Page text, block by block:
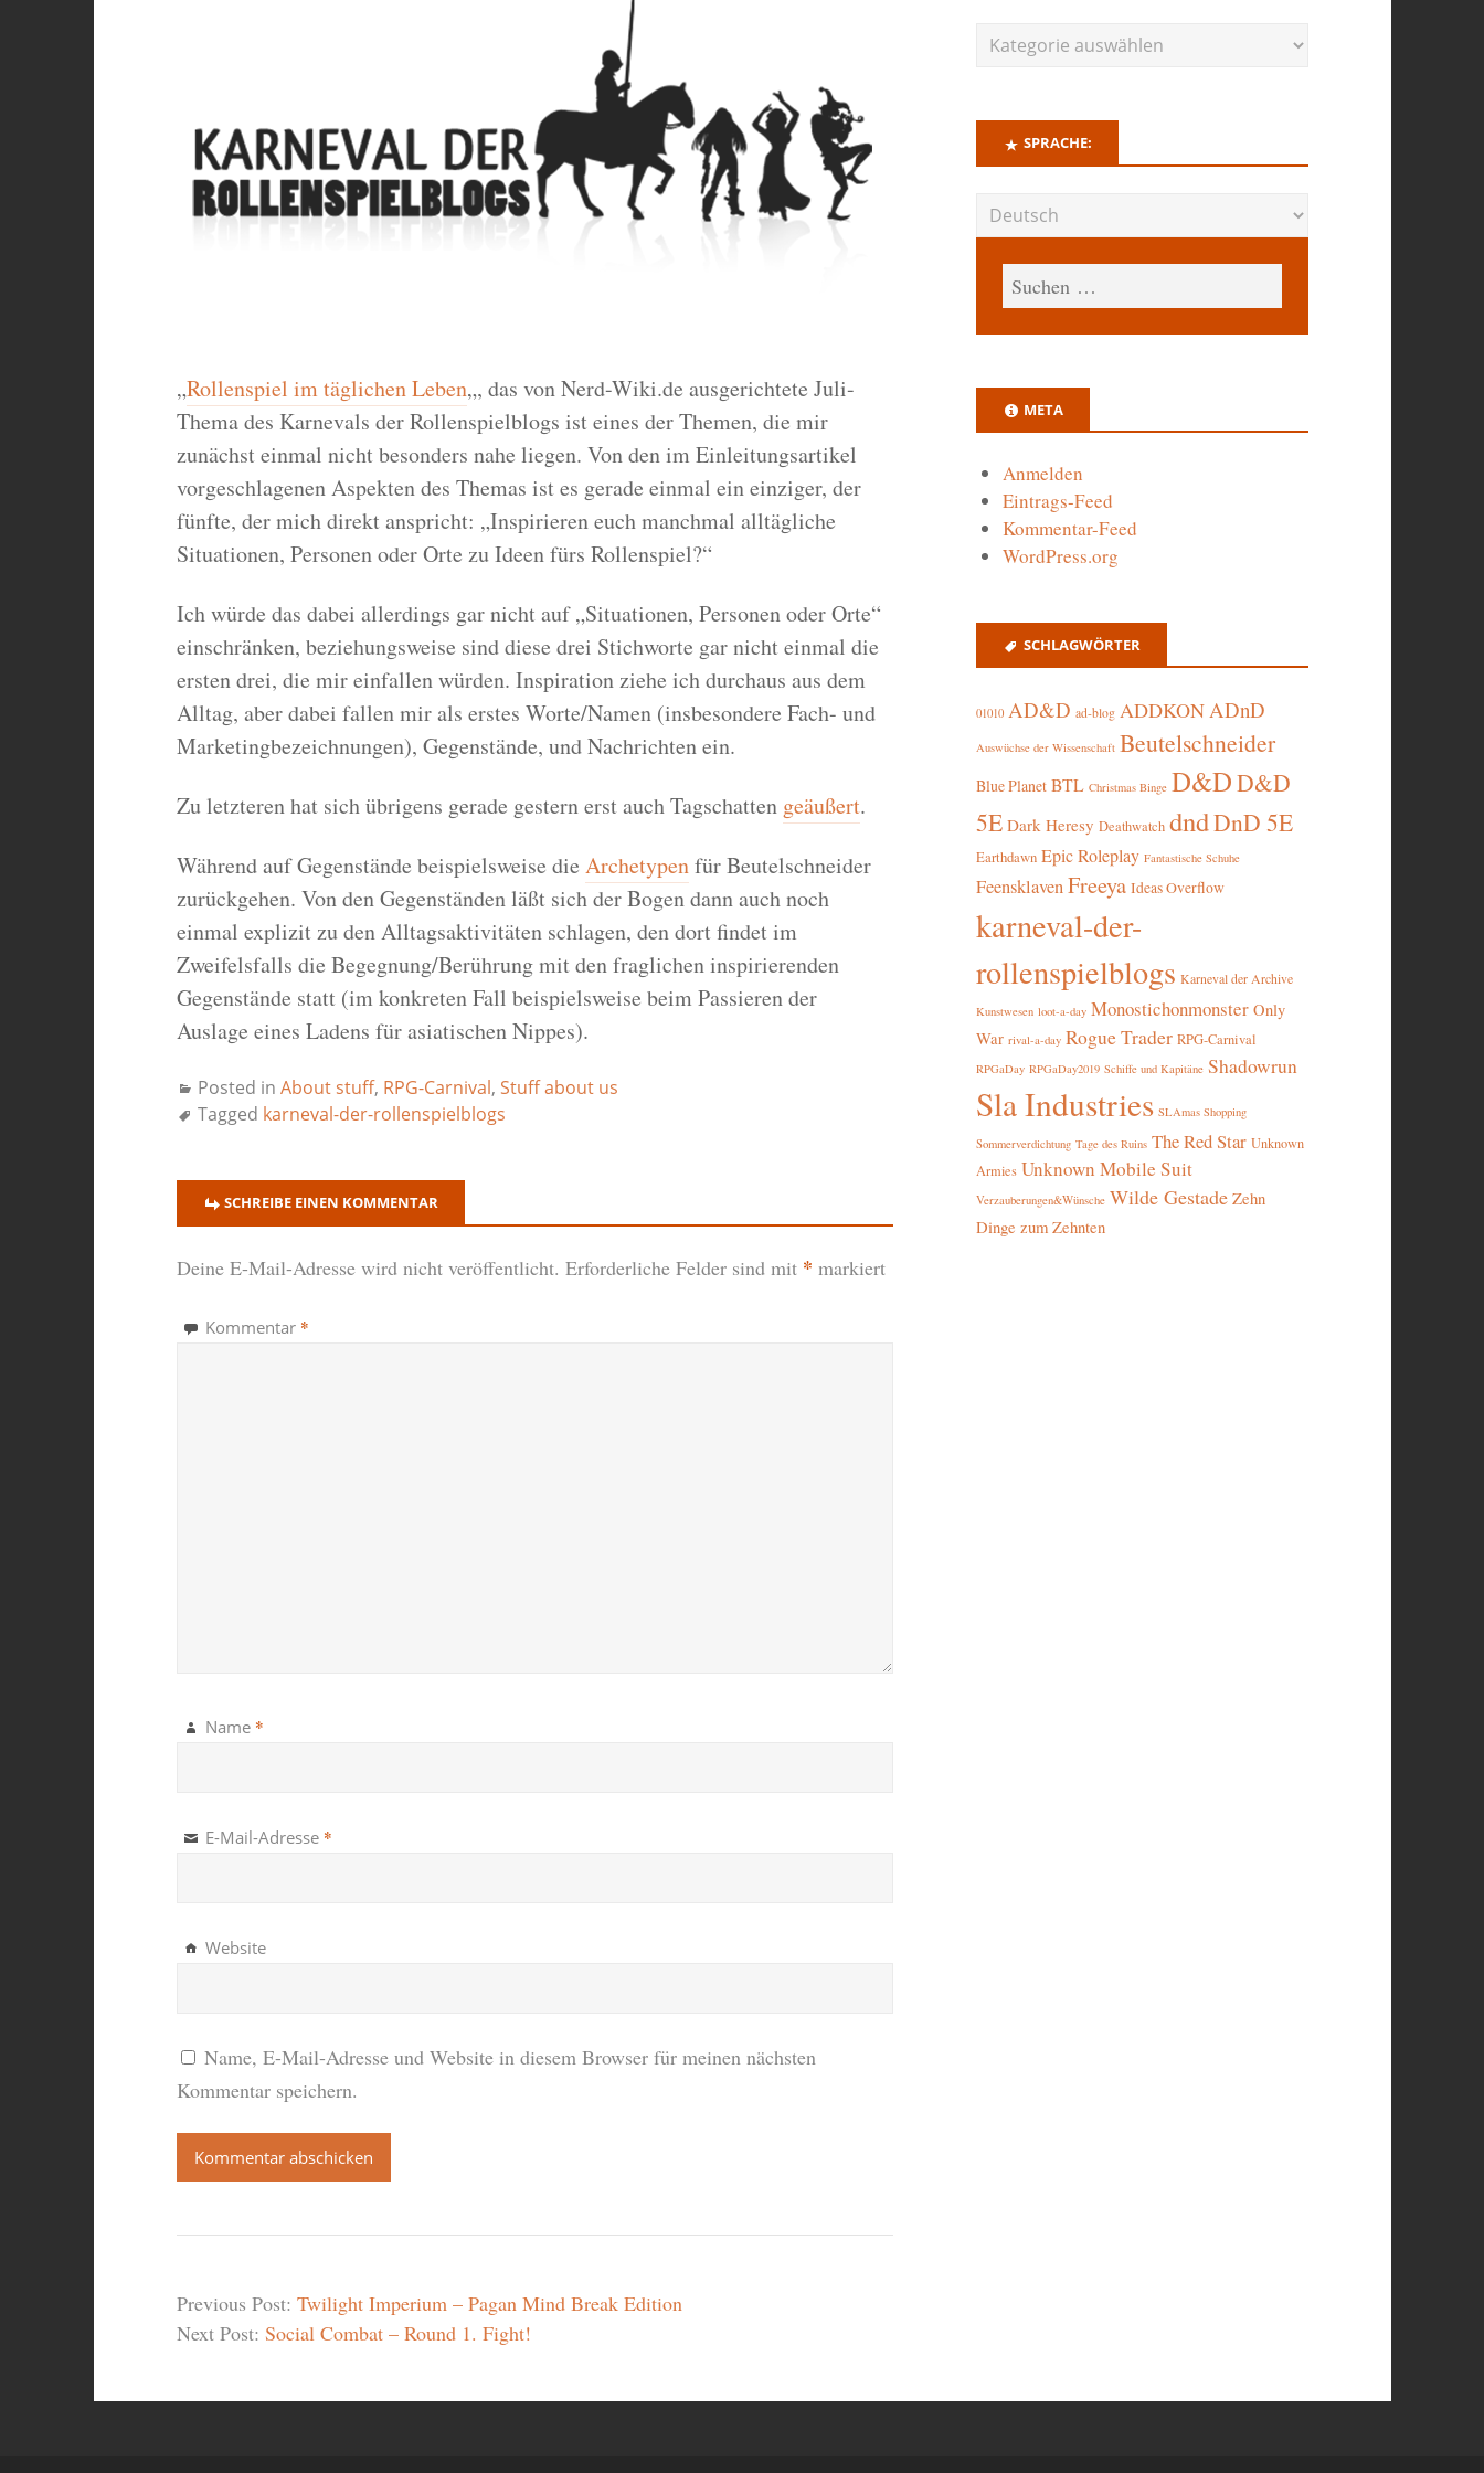
„Rollenspiel im täglichen Leben„, das von Nerd-Wiki.de ausgerichtete Juli-
Thema des Karnevals der Rollenspielblogs ist eines der Themen, die mir
zunächst einmal nicht besonders nahe liegen. Von den im Einleitungsartikel
vorgeschlagenen Aspekten des Themas ist es gerade einmal ein einziger, der
fünfte, der mich direkt anspricht: „Inspirieren euch manchmal alltägliche
Situationen, Personen oder Orte zu Ideen fürs Rollenspiel?“
Ich würde das dabei allerdings gar nicht auf „Situationen, Personen oder Orte“
einschränken, beziehungsweise sind diese drei Stichworte gar nicht einmal die
ersten drei, die mir einfallen würden. Inspiration ziehe ich durchaus aus dem
Alltag, aber dabei fallen mir als erstes Worte/Namen (insbesondere Fach- und
Marketingbezeichnungen), Gegenstände, und Nachrichten ein.
Zu letzteren hat sich übrigens gerade gestern erst auch Tagschatten geäußert.
Während auf Gegenstände beispielsweise die Archetypenfür Beutelschneider
zurückgehen. Von den Gegenständen läßt sich der Bogen dann auch noch
einmal explizit zu den Alltagsaktivitäten schlagen, den dort findet im
Zweifelsfalls die Begegnung/Berührung mit den fraglichen inspirierenden
Gegenstände statt (im konkreten Fall beispielsweise beim Passieren der
Auslage eines Ladens für asiatischen Nippes).
Posted in About stuff, RPG-Carnival, Stuff about us
Tagged karneval-der-rollenspielblogs
SCHREIBE EINEN KOMMENTAR
Deine E-Mail-Adresse wird nicht veröffentlicht. Erforderliche Felder sind mit * markiert
Kommentar *
Name *
E-Mail-Adresse *
Website
Name, E-Mail-Adresse und Website in diesem Browser für meinen nächsten
Kommentar speichern.
Previous Post: Twilight Imperium – Pagan Mind Break Edition
Next Post: Social Combat – Round 1. Fight!
SPRACHE:
META
Anmelden
Eintrags-Feed
Kommentar-Feed
WordPress.org
SCHLAGWÖRTER
01010 AD&D ad-blog ADDKONADnD
Auswüchse der Wissenschaft Beutelschneider
Blue Planet BTL Christmas Binge D&DD&D
5E Dark Heresy Deathwatch dndDnD 5E
Earthdawn Epic Roleplay Fantastische Schuhe
Feensklaven Freeya Ideas Overflow
karneval-der-
rollenspielblogs Karneval der Archive
Kunstwesen loot-a-day Monostichonmonster Only
War rival-a-day Rogue Trader RPG-Carnival
RPGaDay RPGaDay2019 Schiffe und Kapitäne Shadowrun
Sla Industries SLAmas Shopping
Sommerverdichtung Tage des Ruins The Red Star Unknown
Armies Unknown Mobile Suit
Verzauberungen&Wünsche Wilde Gestade Zehn
Dinge zum Zehnten